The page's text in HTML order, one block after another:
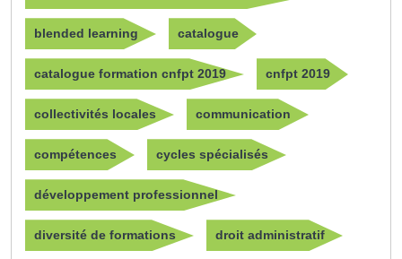
blended learning catalogue
catalogue formation cnfpt 2019 cnfpt 2019
collectivités locales communication
compétences cycles spécialisés
développement professionnel
diversité de formations droit administratif